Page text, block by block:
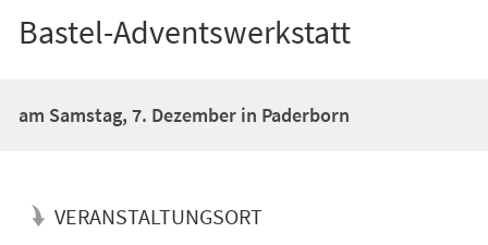
Bastel-Adventswerkstatt
am Samstag, 7. Dezember in Paderborn
VERANSTALTUNGSORT